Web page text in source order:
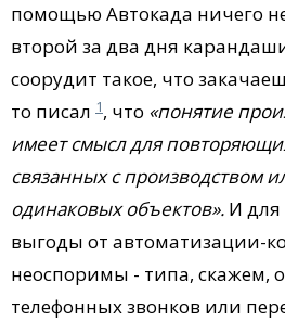
помощью Автокада ничего
второй за два дня
соорудит такое, что
то писал 1, что «понятие
имеет смысл для
связанных с производством
одинаковых объектов». И для
выгоды от автоматизации-
неоспоримы - типа, скажем,
телефонных звонков или